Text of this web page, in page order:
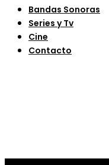
Bandas Sonoras
Series y Tv
Cine
Contacto